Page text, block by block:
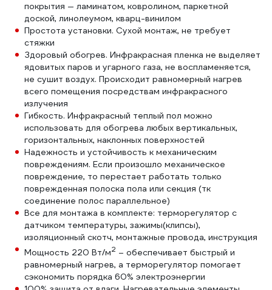
покрытия — ламинатом, ковролином, паркетной
доской, линолеумом, кварц-винилом
Простота установки. Сухой монтаж, не требует
стяжки
Здоровый обогрев. Инфракрасная пленка не выделяет
ядовитых паров и угарного газа, не воспламеняется,
не сушит воздух. Происходит равномерный нагрев
всего помещения посредствам инфракрасного
излучения
Гибкость. Инфракрасный теплый пол можно
использовать для обогрева любых вертикальных,
горизонтальных, наклонных поверхностей
Надежность и устойчивость к механическим
повреждениям. Если произошло механическое
повреждение, то перестает работать только
поврежденная полоска пола или секция (тк
соединение полос параллельное)
Все для монтажа в комплекте: терморегулятор с
датчиком температуры, зажимы(клипсы),
изоляционный скотч, монтажные провода, инструкция
Мощность 220 Вт/м2 – обеспечивает быстрый и
равномерный нагрев, а терморегулятор помогает
сэкономить порядка 60% электроэнергии